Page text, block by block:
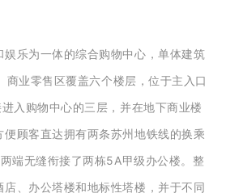
乐为一体的综合购物中心，单体建筑
业零售区覆盖六个楼层，位于主入口
入购物中心的三层，并在地下商业楼
便顾客直达拥有两条苏州地铁线的换乘
端无缝衔接了两栋5A甲级办公楼。整
、办公塔楼和地标性塔楼，并于不同